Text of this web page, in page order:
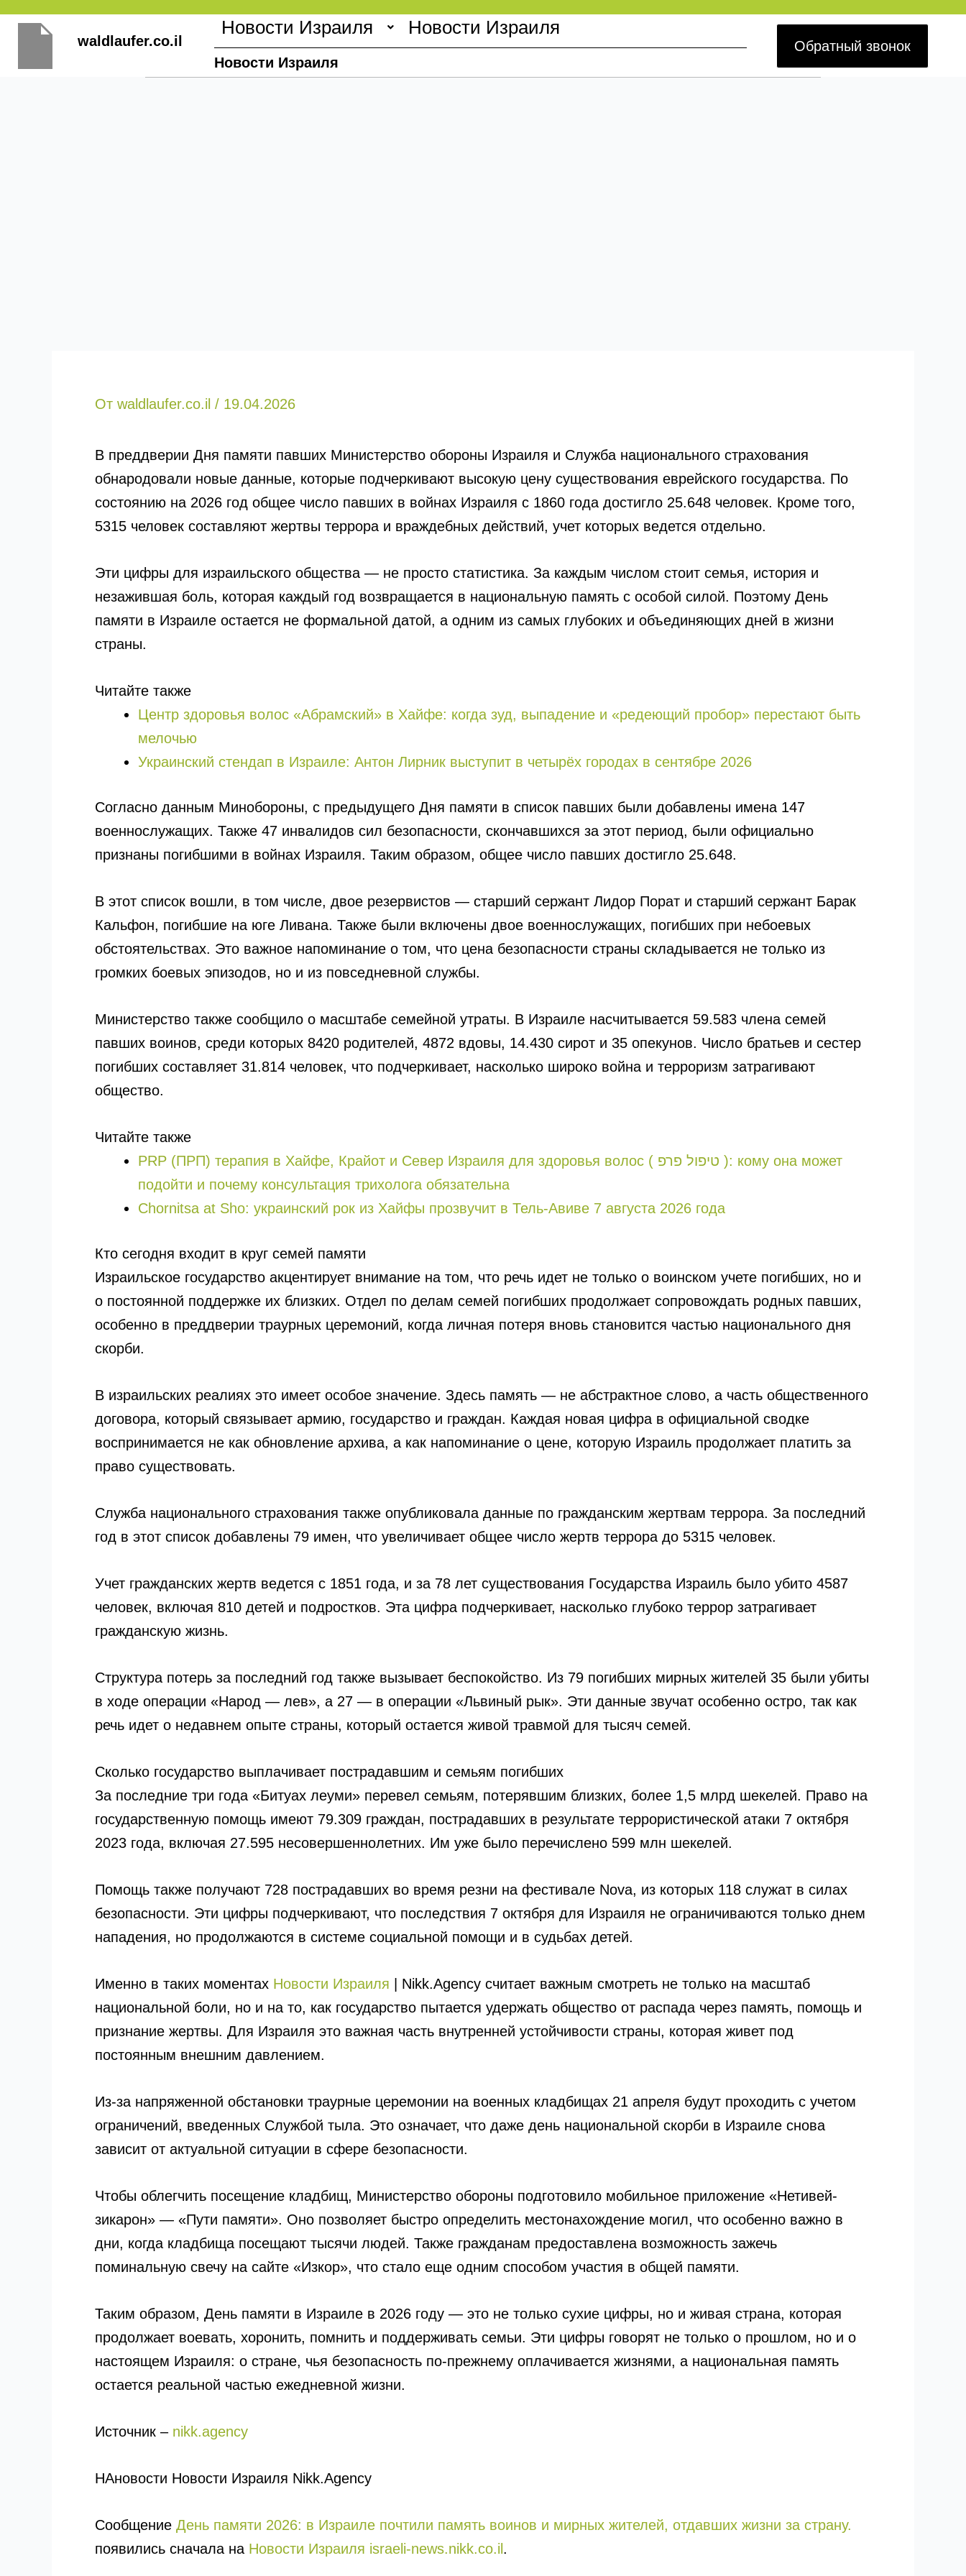
Перейти
waldlaufer.co.il
Новости Израиля Новости Израиля
Новости Израиля
Обратный звонок
От waldlaufer.co.il / 19.04.2026
В преддверии Дня памяти павших Министерство обороны Израиля и Служба национального страхования
обнародовали новые данные, которые подчеркивают высокую цену существования еврейского государства. По
состоянию на 2026 год общее число павших в войнах Израиля с 1860 года достигло 25.648 человек. Кроме того,
5315 человек составляют жертвы террора и враждебных действий, учет которых ведется отдельно.
Эти цифры для израильского общества — не просто статистика. За каждым числом стоит семья, история и
незажившая боль, которая каждый год возвращается в национальную память с особой силой. Поэтому День
памяти в Израиле остается не формальной датой, а одним из самых глубоких и объединяющих дней в жизни
страны.
Читайте также
Центр здоровья волос «Абрaмский» в Хайфе: когда зуд, выпадение и «редеющий пробор» перестают быть
мелочью
Украинский стендап в Израиле: Антон Лирник выступит в четырёх городах в сентябре 2026
Согласно данным Минобороны, с предыдущего Дня памяти в список павших были добавлены имена 147
военнослужащих. Также 47 инвалидов сил безопасности, скончавшихся за этот период, были официально
признаны погибшими в войнах Израиля. Таким образом, общее число павших достигло 25.648.
В этот список вошли, в том числе, двое резервистов — старший сержант Лидор Порат и старший сержант Барак
Кальфон, погибшие на юге Ливана. Также были включены двое военнослужащих, погибших при небоевых
обстоятельствах. Это важное напоминание о том, что цена безопасности страны складывается не только из
громких боевых эпизодов, но и из повседневной службы.
Министерство также сообщило о масштабе семейной утраты. В Израиле насчитывается 59.583 члена семей
павших воинов, среди которых 8420 родителей, 4872 вдовы, 14.430 сирот и 35 опекунов. Число братьев и сестер
погибших составляет 31.814 человек, что подчеркивает, насколько широко война и терроризм затрагивают
общество.
Читайте также
PRP (ПРП) терапия в Хайфе, Крайот и Север Израиля для здоровья волос ( טיפול פרפ ): кому она может
подойти и почему консультация трихолога обязательна
Chornitsa at Sho: украинский рок из Хайфы прозвучит в Тель-Авиве 7 августа 2026 года
Кто сегодня входит в круг семей памяти
Израильское государство акцентирует внимание на том, что речь идет не только о воинском учете погибших, но и
о постоянной поддержке их близких. Отдел по делам семей погибших продолжает сопровождать родных павших,
особенно в преддверии траурных церемоний, когда личная потеря вновь становится частью национального дня
скорби.
В израильских реалиях это имеет особое значение. Здесь память — не абстрактное слово, а часть общественного
договора, который связывает армию, государство и граждан. Каждая новая цифра в официальной сводке
воспринимается не как обновление архива, а как напоминание о цене, которую Израиль продолжает платить за
право существовать.
Служба национального страхования также опубликовала данные по гражданским жертвам террора. За последний
год в этот список добавлены 79 имен, что увеличивает общее число жертв террора до 5315 человек.
Учет гражданских жертв ведется с 1851 года, и за 78 лет существования Государства Израиль было убито 4587
человек, включая 810 детей и подростков. Эта цифра подчеркивает, насколько глубоко террор затрагивает
гражданскую жизнь.
Структура потерь за последний год также вызывает беспокойство. Из 79 погибших мирных жителей 35 были убиты
в ходе операции «Народ — лев», а 27 — в операции «Львиный рык». Эти данные звучат особенно остро, так как
речь идет о недавнем опыте страны, который остается живой травмой для тысяч семей.
Сколько государство выплачивает пострадавшим и семьям погибших
За последние три года «Битуах леуми» перевел семьям, потерявшим близких, более 1,5 млрд шекелей. Право на
государственную помощь имеют 79.309 граждан, пострадавших в результате террористической атаки 7 октября
2023 года, включая 27.595 несовершеннолетних. Им уже было перечислено 599 млн шекелей.
Помощь также получают 728 пострадавших во время резни на фестивале Nova, из которых 118 служат в силах
безопасности. Эти цифры подчеркивают, что последствия 7 октября для Израиля не ограничиваются только днем
нападения, но продолжаются в системе социальной помощи и в судьбах детей.
Именно в таких моментах Новости Израиля | Nikk.Agency считает важным смотреть не только на масштаб
национальной боли, но и на то, как государство пытается удержать общество от распада через память, помощь и
признание жертвы. Для Израиля это важная часть внутренней устойчивости страны, которая живет под
постоянным внешним давлением.
Из-за напряженной обстановки траурные церемонии на военных кладбищах 21 апреля будут проходить с учетом
ограничений, введенных Службой тыла. Это означает, что даже день национальной скорби в Израиле снова
зависит от актуальной ситуации в сфере безопасности.
Чтобы облегчить посещение кладбищ, Министерство обороны подготовило мобильное приложение «Нетивей-
зикарон» — «Пути памяти». Оно позволяет быстро определить местонахождение могил, что особенно важно в
дни, когда кладбища посещают тысячи людей. Также гражданам предоставлена возможность зажечь
поминальную свечу на сайте «Изкор», что стало еще одним способом участия в общей памяти.
Таким образом, День памяти в Израиле в 2026 году — это не только сухие цифры, но и живая страна, которая
продолжает воевать, хоронить, помнить и поддерживать семьи. Эти цифры говорят не только о прошлом, но и о
настоящем Израиля: о стране, чья безопасность по-прежнему оплачивается жизнями, а национальная память
остается реальной частью ежедневной жизни.
Источник – nikk.agency
НАновости Новости Израиля Nikk.Agency
Сообщение День памяти 2026: в Израиле почтили память воинов и мирных жителей, отдавших жизни за страну.
появились сначала на Новости Израиля israeli-news.nikk.co.il .